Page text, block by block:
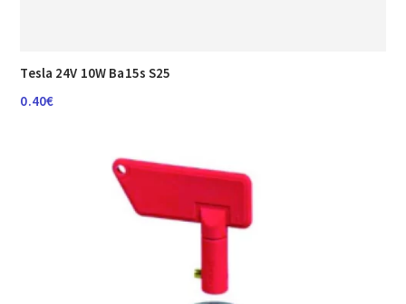
Tesla 24V 10W Ba15s S25
0.40€